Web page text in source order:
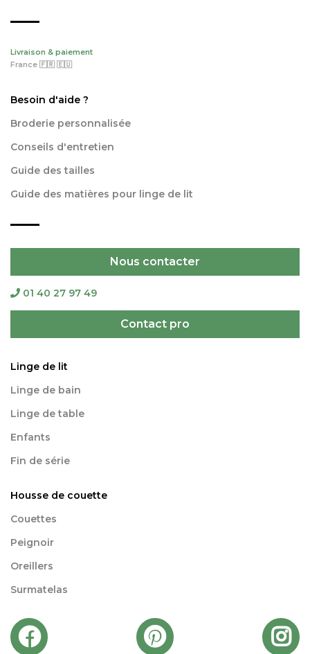
Livraison & paiement
France 🇫🇷 🇪🇺
Besoin d'aide ?
Broderie personnalisée
Conseils d'entretien
Guide des tailles
Guide des matières pour linge de lit
Nous contacter
01 40 27 97 49
Contact pro
Linge de lit
Linge de bain
Linge de table
Enfants
Fin de série
Housse de couette
Couettes
Peignoir
Oreillers
Surmatelas